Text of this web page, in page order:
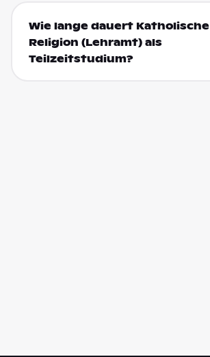
Wie lange dauert Katholische
Religion (Lehramt) als
Teilzeitstudium?